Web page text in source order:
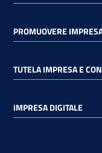
Servizi
online
Contatti
PROMUOVERE
TUTELA IMPRESA E
IMPRESA DIGITALE